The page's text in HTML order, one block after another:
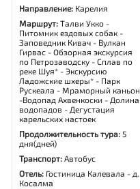
Направление: Карелия
Маршрут:Талви Укко -
Питомник ездовых собак -
Заповедник Кивач - Вулкан
Гирвас - Обзорная экскурсия
по Петрозаводску - Сплав по
реке Шуя* - Экскурсию
Ладожские шхеры* - Парк
Рускеала - Мраморный каньон
-Водопад Ахвенкоски - Долина
водопадов - Дегустация
карельских настоек
Продолжительность тура: 5
дня(дней)
Транспорт:Автобус
Отель: Гостиница Калевала - д.
Косалма